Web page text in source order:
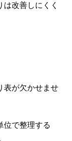
改善しにくく
表が欠かせませ
位で整理する